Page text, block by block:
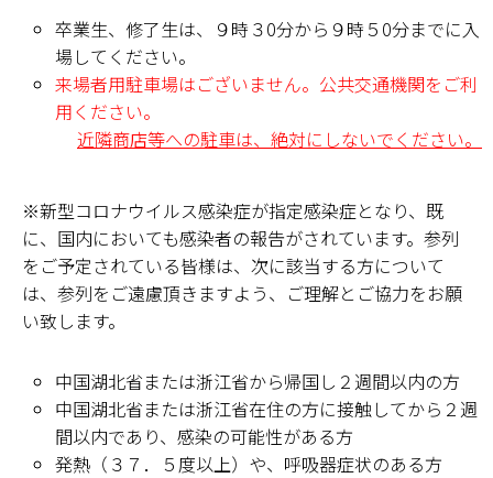
学部・大学院
進路・就職
教育・学生生活
産官学連携
奈良国立大学機構
図書館
教育資料館
ESD・SDGsセンター
卒業生、修了生は、９時３0分から９時５0分までに入
場してください。
来場者用駐車場はございません。公共交通機関をご利
用ください。
近隣商店等への駐車は、絶対にしないでください。
※新型コロナウイルス感染症が指定感染症となり、既
に、国内においても感染者の報告がされています。参列
をご予定されている皆様は、次に該当する方について
は、参列をご遠慮頂きますよう、ご理解とご協力をお願
い致します。
中国湖北省または浙江省から帰国し２週間以内の方
中国湖北省または浙江省在住の方に接触してから２週
間以内であり、感染の可能性がある方
発熱（３７．５度以上）や、呼吸器症状のある方